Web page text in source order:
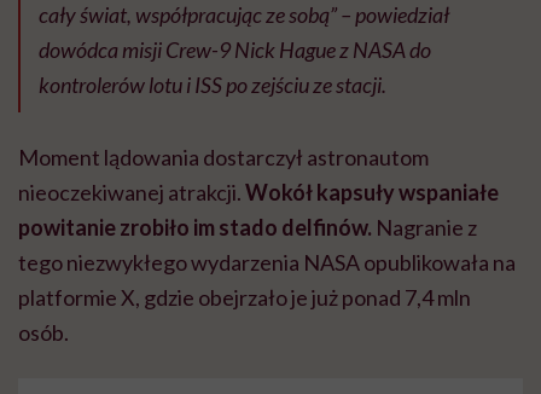
cały świat, współpracując ze sobą” – powiedział
dowódca misji Crew-9 Nick Hague z NASA do
kontrolerów lotu i ISS po zejściu ze stacji.
Moment lądowania dostarczył astronautom
nieoczekiwanej atrakcji.Wokół kapsuły wspaniałe
powitanie zrobiło im stado delfinów. Nagranie z
tego niezwykłego wydarzenia NASA opublikowała na
platformie X, gdzie obejrzało je już ponad 7,4 mln
osób.